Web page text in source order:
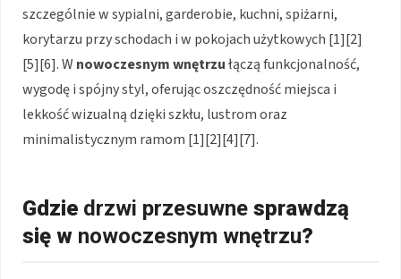
szczególnie w sypialni, garderobie, kuchni, spiżarni,
korytarzu przy schodach i w pokojach użytkowych [1][2]
[5][6]. W nowoczesnym wnętrzułączą funkcjonalność,
wygodę i spójny styl, oferując oszczędność miejsca i
lekkość wizualną dzięki szkłu, lustrom oraz
minimalistycznym ramom [1][2][4][7].
Gdzie drzwi przesuwne sprawdzą
się w nowoczesnym wnętrzu?